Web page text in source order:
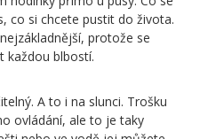
co si chcete pustit do života.
protože se
každou blbostí.
A to i na slunci. Trošku
ovládání, ale to je taky